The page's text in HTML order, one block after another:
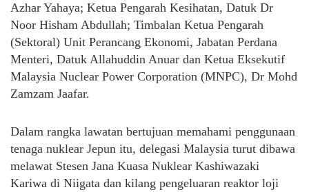
Azhar Yahaya; Ketua Pengarah Kesihatan, Datuk Dr
Noor Hisham Abdullah; Timbalan Ketua Pengarah
(Sektoral) Unit Perancang Ekonomi, Jabatan Perdana
Menteri, Datuk Allahuddin Anuar dan Ketua Eksekutif
Malaysia Nuclear Power Corporation (MNPC), Dr Mohd
Zamzam Jaafar.
Dalam rangka lawatan bertujuan memahami penggunaan
tenaga nuklear Jepun itu, delegasi Malaysia turut dibawa
melawat Stesen Jana Kuasa Nuklear Kashiwazaki
Kariwa di Niigata dan kilang pengeluaran reaktor loji